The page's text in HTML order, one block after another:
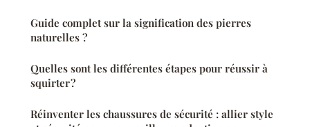
Guide complet sur la signification des pierres
naturelles ?
Quelles sont les différentes étapes pour réussir à
squirter ?
Réinventer les chaussures de sécurité : allier style